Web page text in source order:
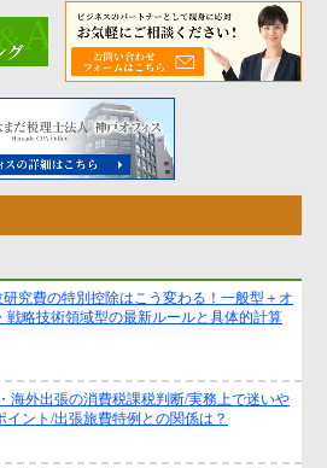
究費の特別控除はこう変わる！一般型＋オ
戦略技術領域型の最新ルールと具体的計算
外出張の消費税課税判断/実務上で迷いや
ント/出張旅費特例との関係は？